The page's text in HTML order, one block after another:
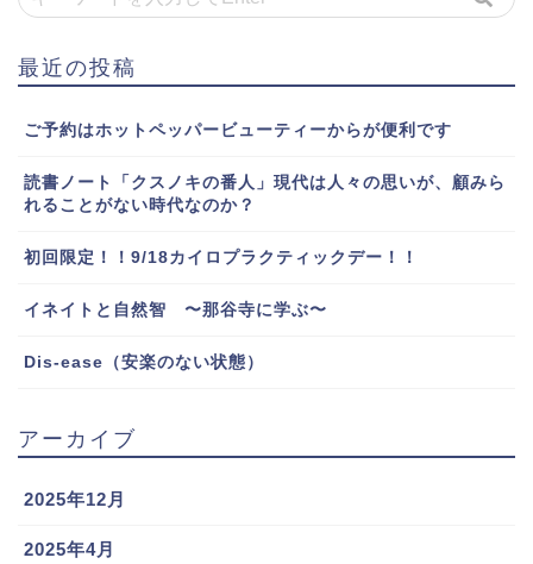
最近の投稿
ご予約はホットペッパービューティーからが便利です
読書ノート「クスノキの番人」現代は人々の思いが、顧みら
れることがない時代なのか？
初回限定！！9/18カイロプラクティックデー！！
イネイトと自然智 〜那谷寺に学ぶ〜
Dis-ease（安楽のない状態）
アーカイブ
2025年12月
2025年4月